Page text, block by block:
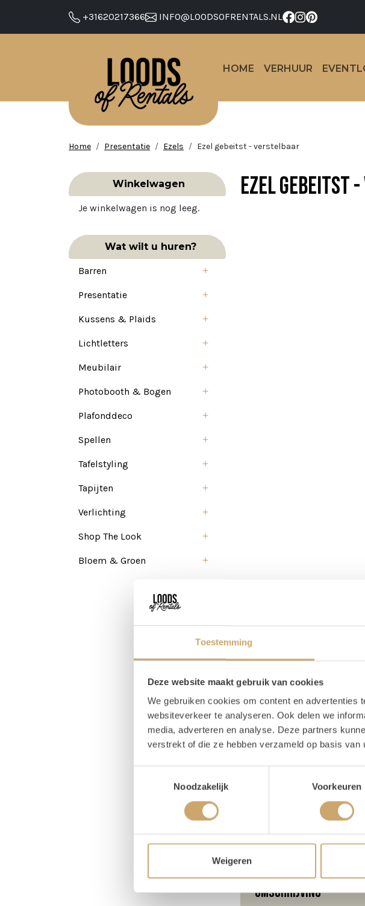
Toestemming
Deze website maakt gebruik van cookies
We gebruiken cookies om content en advertenties
websiteverkeer te analyseren. Ook delen we
media, adverteren en analyse. Deze partners
verstrekt of die ze hebben verzameld op basis van
Noodzakelijk
Voorkeuren
Weigeren
+31620217366 INFO@LOODSOFRENTALS.NL
HOME VERHUUR
Home Presentatie Ezels Ezel gebeitst - verstelbaar
Winkelwagen
Je winkelwagen is nog leeg.
Wat wilt u huren?
Barren
Presentatie
Kussens & Plaids
Lichtletters
Meubilair
Photobooth & Bogen
Plafonddeco
Spellen
Tafelstyling
Tapijten
Verlichting
Shop The Look
Bloem & Groen
Ezel gebeitst
Magazijn voorraad
Omschrijving